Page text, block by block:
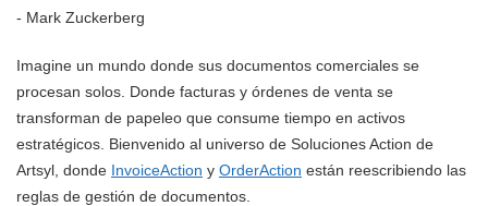
- Mark Zuckerberg
Imagine un mundo donde sus documentos comerciales se
procesan solos. Donde facturas y órdenes de venta se
transforman de papeleo que consume tiempo en activos
estratégicos. Bienvenido al universo de Soluciones Action de
Artsyl, donde InvoiceAction y OrderAction están reescribiendo las
reglas de gestión de documentos.